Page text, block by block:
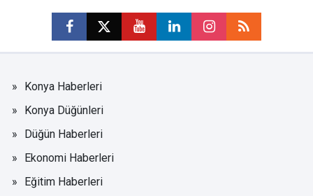
Konya Haberleri
Konya Düğünleri
Düğün Haberleri
Ekonomi Haberleri
Eğitim Haberleri